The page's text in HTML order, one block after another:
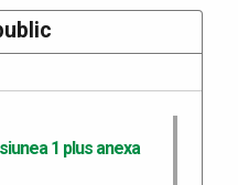
1 plus anexa